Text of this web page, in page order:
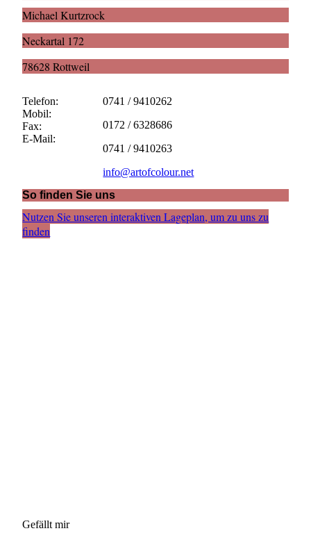
Michael Kurtzrock
Neckartal 172
78628 Rottweil
Telefon:
Mobil:
Fax:
E-Mail:
0741 / 9410262
0172 / 6328686
0741 / 9410263
info@artofcolour.net
So finden Sie uns
Nutzen Sie unseren interaktiven La­ge­plan, um zu uns zu
finden
Gefällt mir